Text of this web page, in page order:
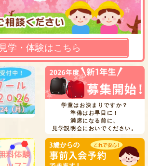
見学・体験はこちら
学童はお決まりですか？
準備はお早目に！
満席になる前に、
見学説明会においでください。